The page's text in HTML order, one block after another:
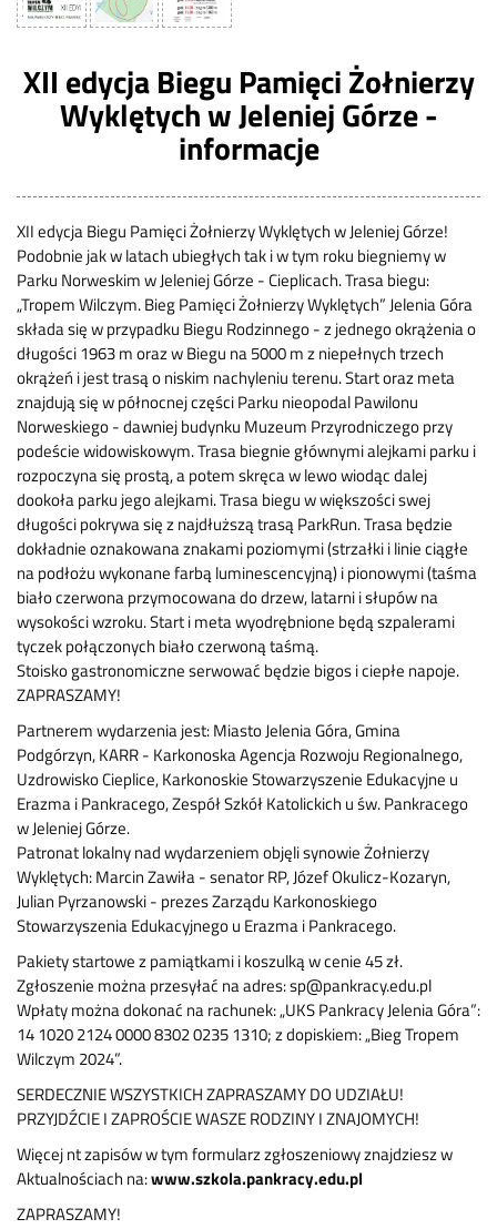
XII edycja Biegu Pamięci Żołnierzy
Wyklętych w Jeleniej Górze -
informacje
XII edycja Biegu Pamięci Żołnierzy Wyklętych w Jeleniej Górze!
Podobnie jak w latach ubiegłych tak i w tym roku biegniemy w
Parku Norweskim w Jeleniej Górze - Cieplicach. Trasa biegu:
„Tropem Wilczym. Bieg Pamięci Żołnierzy Wyklętych” Jelenia Góra
składa się w przypadku Biegu Rodzinnego - z jednego okrążenia o
długości 1963 m oraz w Biegu na 5000 m z niepełnych trzech
okrążeń i jest trasą o niskim nachyleniu terenu. Start oraz meta
znajdują się w północnej części Parku nieopodal Pawilonu
Norweskiego - dawniej budynku Muzeum Przyrodniczego przy
podeście widowiskowym. Trasa biegnie głównymi alejkami parku i
rozpoczyna się prostą, a potem skręca w lewo wiodąc dalej
dookoła parku jego alejkami. Trasa biegu w większości swej
długości pokrywa się z najdłuższą trasą ParkRun. Trasa będzie
dokładnie oznakowana znakami poziomymi (strzałki i linie ciągłe
na podłożu wykonane farbą luminescencyjną) i pionowymi (taśma
biało czerwona przymocowana do drzew, latarni i słupów na
wysokości wzroku. Start i meta wyodrębnione będą szpalerami
tyczek połączonych biało czerwoną taśmą.
Stoisko gastronomiczne serwować będzie bigos i ciepłe napoje.
ZAPRASZAMY!
Partnerem wydarzenia jest: Miasto Jelenia Góra, Gmina
Podgórzyn, KARR - Karkonoska Agencja Rozwoju Regionalnego,
Uzdrowisko Cieplice, Karkonoskie Stowarzyszenie Edukacyjne u
Erazma i Pankracego, Zespół Szkół Katolickich u św. Pankracego
w Jeleniej Górze.
Patronat lokalny nad wydarzeniem objęli synowie Żołnierzy
Wyklętych: Marcin Zawiła - senator RP, Józef Okulicz-Kozaryn,
Julian Pyrzanowski - prezes Zarządu Karkonoskiego
Stowarzyszenia Edukacyjnego u Erazma i Pankracego.
Pakiety startowe z pamiątkami i koszulką w cenie 45 zł.
Zgłoszenie można przesyłać na adres: sp@pankracy.edu.pl
Wpłaty można dokonać na rachunek: „UKS Pankracy Jelenia Góra”:
14 1020 2124 0000 8302 0235 1310; z dopiskiem: „Bieg Tropem
Wilczym 2024”.
SERDECZNIE WSZYSTKICH ZAPRASZAMY DO UDZIAŁU!
PRZYJDŹCIE I ZAPROŚCIE WASZE RODZINY I ZNAJOMYCH!
Więcej nt zapisów w tym formularz zgłoszeniowy znajdziesz w
Aktualnościach na:www.szkola.pankracy.edu.pl
ZAPRASZAMY!